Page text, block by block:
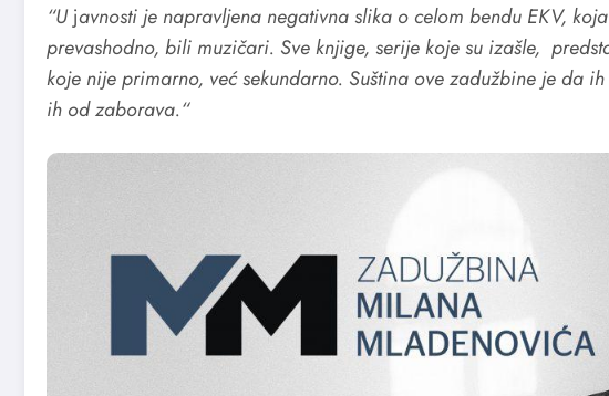
“Ujavnosti je napravljena negativna slika o celom bendu EKV,
prevashodno, bili muzičari. Sve knjige, serije koje su izašle,
koje nije primarno, već sekundarno. Suština ove zadužbine je da
ih od zaborava.“